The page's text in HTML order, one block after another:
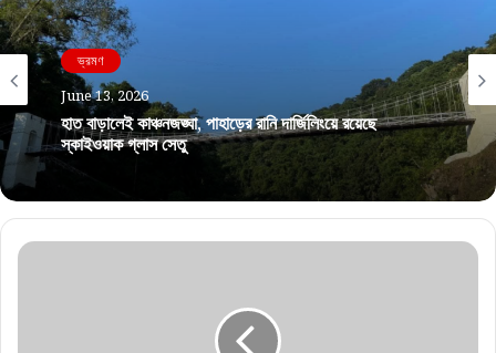
ভ্রমণ
June 13, 2026
হাত বাড়ালেই কাঞ্চনজঙ্ঘা, পাহাড়ের রানি দার্জিলিংয়ে রয়েছে
স্কাইওয়াক গ্লাস সেতু